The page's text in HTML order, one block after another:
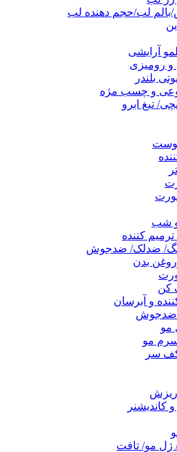
بالم لب/حجم دهنده لب
آرایشی
و رومیزی
بلندر
و چسب مژه
تیغ ابرو
شب
کننده
ضدلک/ ضدجوش
بدن
کن
و آبرسان
ضدجوش
مو
مو
سر
کاندیشنر
مو/ تافت